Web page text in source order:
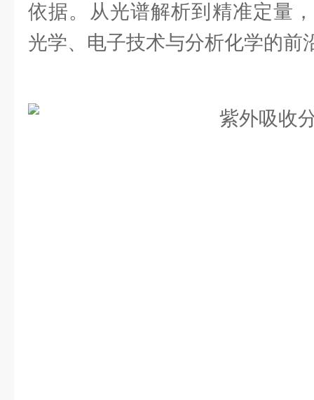
依据。从光谱解析到精准定量
光学、电子技术与分析化学的前